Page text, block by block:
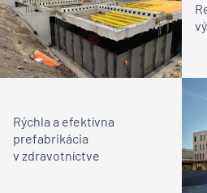
Rýchla a efektívna
prefabrikácia
v zdravotníctve